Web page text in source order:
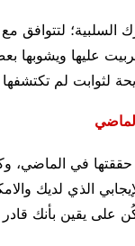
السلبية؛
تربيت عليها
لثوابت لم
حققتها في
الذي لديك
على يقين بأنك